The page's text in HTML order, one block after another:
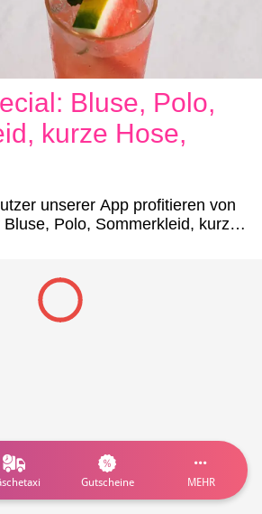
Bluse, Polo,
kurze Hose,
unserer App profitieren von
Polo, Sommerkleid, kurze
€ 10,90FAQ: Sommerspecial:
kurze Hose, RockLaufzeit:
Gutscheine MEHR